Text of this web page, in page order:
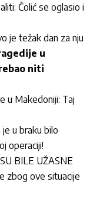
Čolić se oglasio i
je težak dan za nju
u
niti
u Makedoniji: Taj
u braku bilo
operaciji!
BILE UŽASNE
zbog ove situacije